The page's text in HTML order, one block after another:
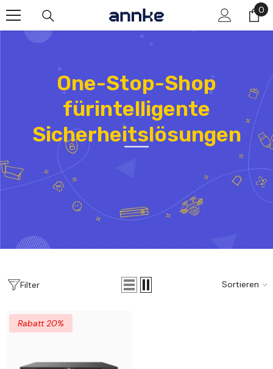
00
One-Stop-Shop
fürintelligente
Sicherheitslösungen
Filter Sortieren
Rabatt 20%